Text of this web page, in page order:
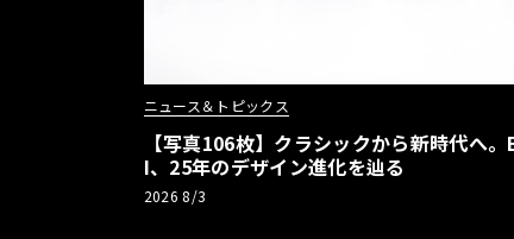
ニュース＆トピックス
【写真106枚】クラシックから新時代へ
I、25年のデザイン進化を辿る
2026 8/3